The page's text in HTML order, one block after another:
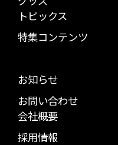
トピックス
特集コンテンツ
お知らせ
お問い合わせ
会社概要
採用情報